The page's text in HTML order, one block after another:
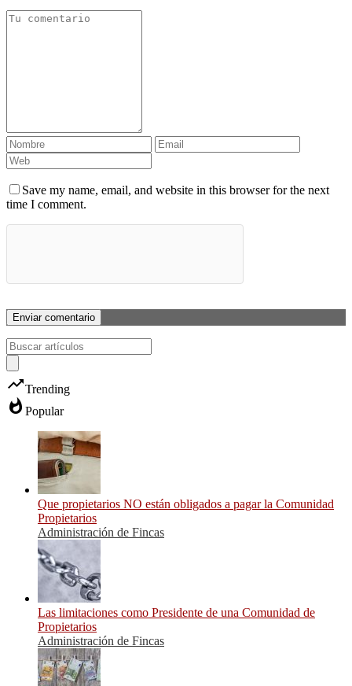
Save my name, email, and website in this browser for the next
time I comment.
trending_upTrending
whatshot Popular
Que propietarios NO están obligados a pagar la Comunidad
Propietarios
Administración de Fincas
Las limitaciones como Presidente de una Comunidad de
Propietarios
Administración de Fincas